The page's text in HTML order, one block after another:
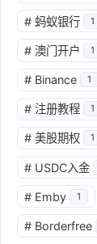
# 蚂蚁银行 1
# 澳门开户 1
# Binance 1
# 注册教程 1
# 美股期权 1
# USDC入金
# Emby 1
# Borderfree